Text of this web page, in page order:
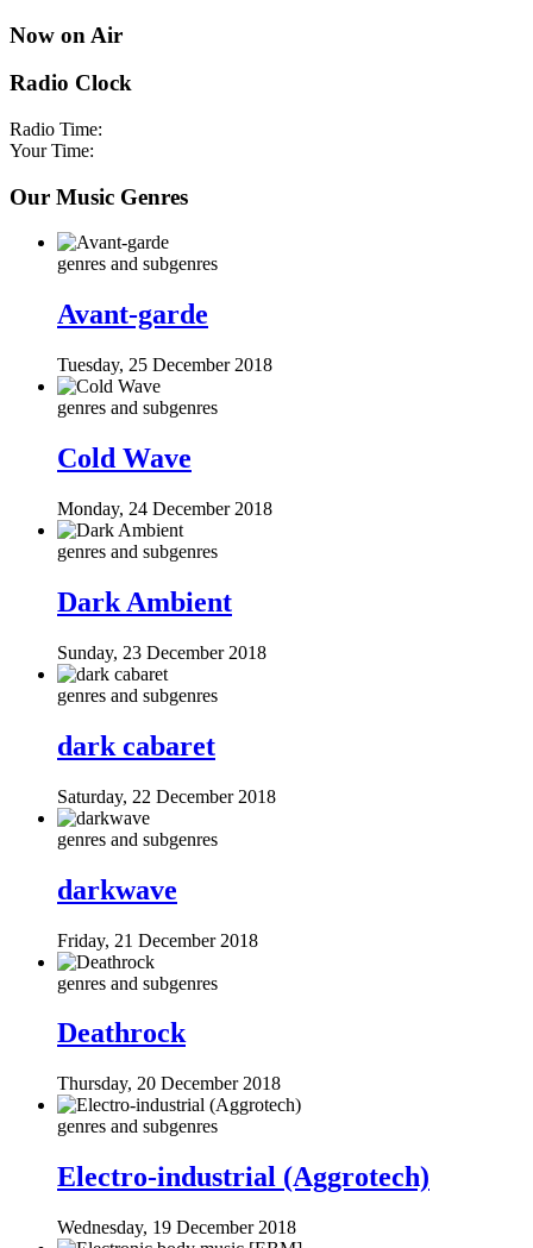
Now on Air
Radio Clock
Radio Time:
Your Time:
Our Music Genres
genres and subgenres
Avant-garde
Tuesday, 25 December 2018
genres and subgenres
Cold Wave
Monday, 24 December 2018
genres and subgenres
Dark Ambient
Sunday, 23 December 2018
genres and subgenres
dark cabaret
Saturday, 22 December 2018
genres and subgenres
darkwave
Friday, 21 December 2018
genres and subgenres
Deathrock
Thursday, 20 December 2018
genres and subgenres
Electro-industrial (Aggrotech)
Wednesday, 19 December 2018